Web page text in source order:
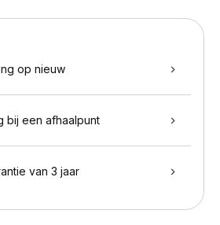
op nieuw
bij een afhaalpunt
van 3 jaar